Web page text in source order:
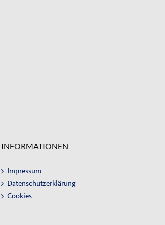
INFORMATIONEN
Impressum
Datenschutzerklärung
Cookies